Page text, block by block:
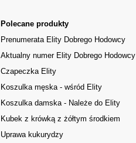
Polecane produkty
Prenumerata Elity Dobrego Hodowcy
Aktualny numer Elity Dobrego Hodowcy
Czapeczka Elity
Koszulka męska - wśród Elity
Koszulka damska - Należe do Elity
Kubek z krówką z żółtym środkiem
Uprawa kukurydzy